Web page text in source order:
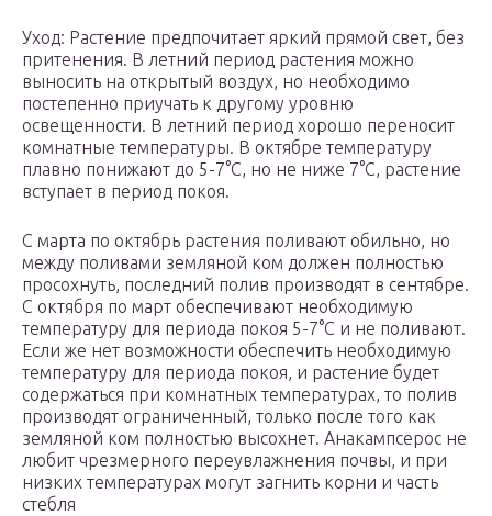
Уход: Растение предпочитает яркий прямой свет, без
притенения. В летний период растения можно
выносить на открытый воздух, но необходимо
постепенно приучать к другому уровню
освещенности. В летний период хорошо переносит
комнатные температуры. В октябре температуру
плавно понижают до 5-7°С, но не ниже 7°С, растение
вступает в период покоя.
С марта по октябрь растения поливают обильно, но
между поливами земляной ком должен полностью
просохнуть, последний полив производят в сентябре.
С октября по март обеспечивают необходимую
температуру для периода покоя 5-7°С и не поливают.
Если же нет возможности обеспечить необходимую
температуру для периода покоя, и растение будет
содержаться при комнатных температурах, то полив
производят ограниченный, только после того как
земляной ком полностью высохнет. Анакампсерос не
любит чрезмерного переувлажнения почвы, и при
низких температурах могут загнить корни и часть
стебля